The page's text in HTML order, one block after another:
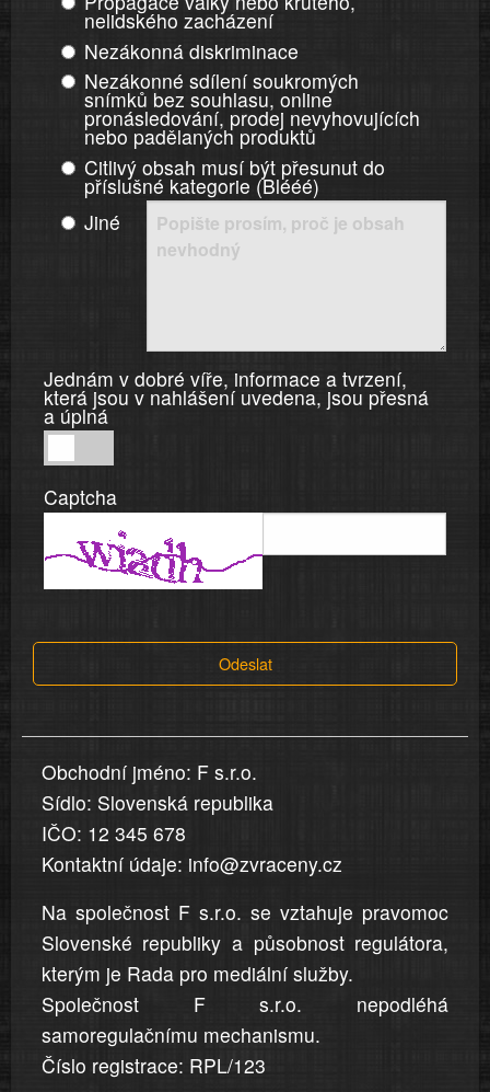
nelidského zacházení
Nezákonná diskriminace
Nezákonné sdílení soukromých
snímků bez souhlasu, online
pronásledování, prodej nevyhovujících
nebo padělaných produktů
Citlivý obsah musí být přesunut do
příslušné kategorie (Blééé)
Jiné
Jednám v dobré víře, informace a tvrzení,
která jsou v nahlášení uvedena, jsou přesná
a úplná
v
dobré
informace
v
jsou
přesná
a
úplná
Captcha
Odeslat
Obchodní jméno: F s.r.o.
Sídlo: Slovenská republika
IČO: 12 345 678
Kontaktní údaje: info@zvraceny.cz
Na společnost F s.r.o. se vztahuje pravomoc
Slovenské republiky a působnost regulátora,
kterým je Rada pro mediální služby.
Společnost F s.r.o. nepodléhá
samoregulačnímu mechanismu.
Číslo registrace: RPL/123